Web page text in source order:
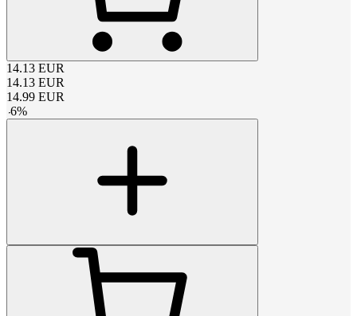
14.13 EUR
14.13 EUR
14.99 EUR
-6%